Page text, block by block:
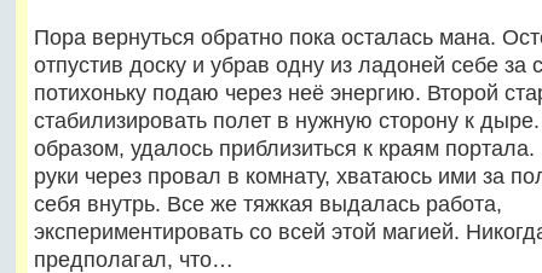
Пора вернуться обратно пока осталась мана.
отпустив доску и убрав одну из ладоней себе за
потихоньку подаю через неё энергию. Второй
стабилизировать полет в нужную сторону к
образом, удалось приблизиться к краям
руки через провал в комнату, хватаюсь ими за
себя внутрь. Все же тяжкая выдалась работа,
экспериментировать со всей этой магией.
предполагал, что…